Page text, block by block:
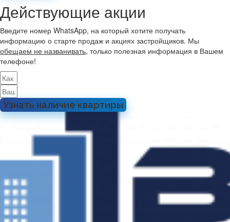
Действующие акции
Введите номер WhatsApp, на который хотите получать
информацию о старте продаж и акциях застройщиков. Мы
обещаем не названивать, только полезная информация в Вашем
телефоне!
Узнать наличие квартиры